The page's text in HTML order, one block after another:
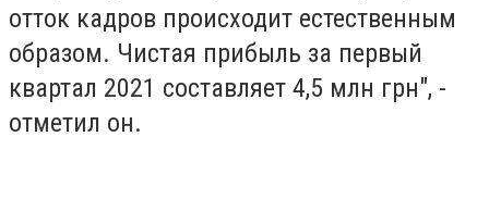
отток кадров происходит естественным
образом. Чистая прибыль за первый
квартал 2021 составляет 4,5 млн грн", -
отметил он.